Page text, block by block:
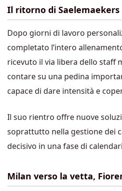
Il ritorno di Saelemaekers
Dopo giorni di lavoro
completato l’intero
ricevuto il via libera dello staff
contare su una pedina
capace di dare intensità e
Il suo rientro offre nuove
soprattutto nella gestione dei
decisivo in una fase di
Milan verso la vetta,